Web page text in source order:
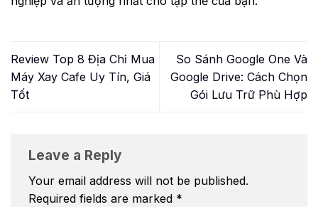
Review Top 8 Địa Chỉ Mua
Máy Xay Cafe Uy Tín, Giá
Tốt
So Sánh Google One Và
Google Drive: Cách Chọn
Gói Lưu Trữ Phù Hợp
Leave a Reply
Your email address will not be published.
Required fields are marked *